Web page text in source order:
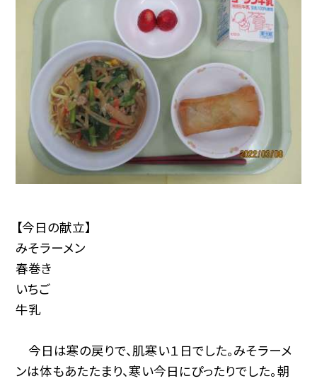
【今日の献立】
みそラーメン
春巻き
いちご
牛乳
今日は寒の戻りで、肌寒い１日でした。みそラーメ
ンは体もあたたまり、寒い今日にぴったりでした。朝